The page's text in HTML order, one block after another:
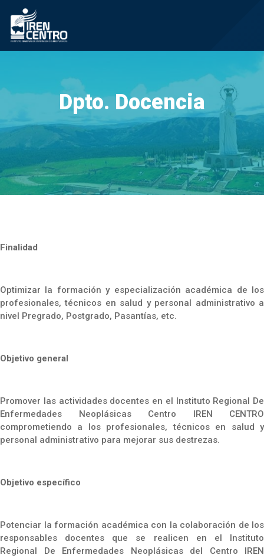
Prueba
Dpto. Docencia
Finalidad
Optimizar la formación y especialización académica de los
profesionales, técnicos en salud y personal administrativo a
nivel Pregrado, Postgrado, Pasantías, etc.
Objetivo general
Promover las actividades docentes en el Instituto Regional De
Enfermedades Neoplásicas Centro IREN CENTRO
comprometiendo a los profesionales, técnicos en salud y
personal administrativo para mejorar sus destrezas.
Objetivo específico
Potenciar la formación académica con la colaboración de los
responsables docentes que se realicen en el Instituto
Regional De Enfermedades Neoplásicas del Centro IREN